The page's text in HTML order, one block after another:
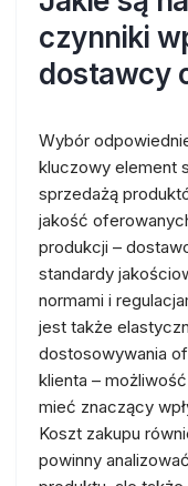
czynniki
dostawcy
Wybór
kluczowy element
sprzedażą
jakość
produkcji –
standardy
normami i
jest także
dostosowywania
klienta –
mieć znaczący
Koszt zakupu
powinny